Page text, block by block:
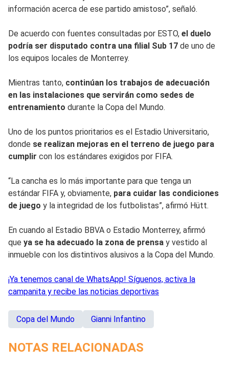
información acerca de ese partido amistoso”, señaló.
De acuerdo con fuentes consultadas por ESTO, el duelo
podría ser disputado contra una filial Sub 17 de uno de
los equipos locales de Monterrey.
Mientras tanto, continúan los trabajos de adecuación
en las instalaciones que servirán como sedes de
entrenamiento durante la Copa del Mundo.
Uno de los puntos prioritarios es el Estadio Universitario,
donde se realizan mejoras en el terreno de juego para
cumplir con los estándares exigidos por FIFA.
“La cancha es lo más importante para que tenga un
estándar FIFA y, obviamente, para cuidar las condiciones
de juego y la integridad de los futbolistas”, afirmó Hütt.
En cuando al Estadio BBVA o Estadio Monterrey, afirmó
que ya se ha adecuado la zona de prensa y vestido al
inmueble con los distintivos alusivos a la Copa del Mundo.
¡Ya tenemos canal de WhatsApp! Síguenos, activa la
campanita y recibe las noticias deportivas
Copa del Mundo Gianni Infantino
NOTAS RELACIONADAS